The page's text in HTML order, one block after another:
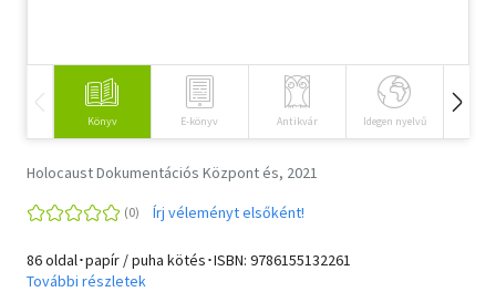
Könyv E-könyv Antikvár Idegen nyelvű
Holocaust Dokumentációs Központ és, 2021
Írj véleményt elsőként!
86 oldal･papír / puha kötés･ISBN: 9786155132261
További részletek